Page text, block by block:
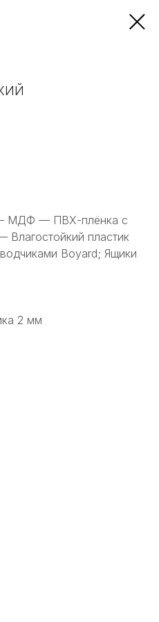
— МДФ — ПВХ-плёнка с
пластик
Boyard; Ящики
2 мм